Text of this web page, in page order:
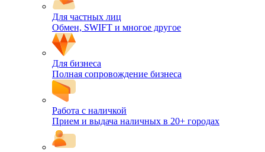
Для частных лиц
Обмен, SWIFT и многое другое
Для бизнеса
Полная сопровождение бизнеса
Работа с наличкой
Прием и выдача наличных в 20+ городах